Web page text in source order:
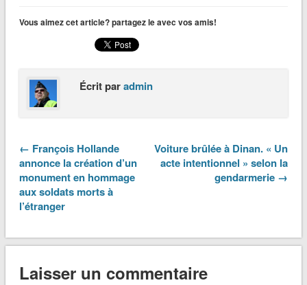
Vous aimez cet article? partagez le avec vos amis!
Écrit paradmin
← François Hollande
annonce la création d’un
monument en hommage
aux soldats morts à
l’étranger
Voiture brûlée à Dinan. « Un
acte intentionnel » selon la
gendarmerie →
Laisser un commentaire